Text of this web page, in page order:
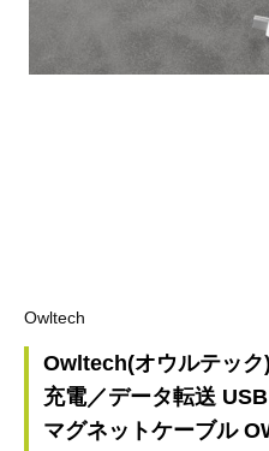
Owltech
Owltech(オウルテッ
充電／データ転送
マグネットケーブル